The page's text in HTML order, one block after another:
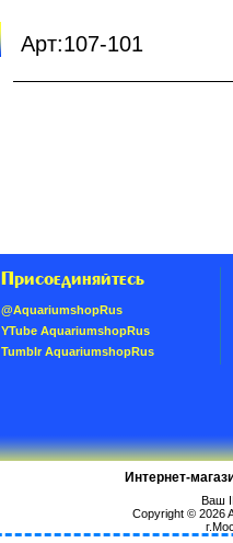
Арт:107-101
Присоединяйтесь
@AquariumshopRus
YTube AquariumshopRus
Tumblr AquariumshopRus
Интернет-
Ваш
Copyright © 2026